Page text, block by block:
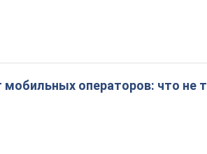
операторов: что не